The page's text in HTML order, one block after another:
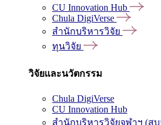
CU Innovation Hub
Chula DigiVerse
สำนักบริหารวิจัย
ทุนวิจัย
วิจัยและนวัตกรรม
Chula DigiVerse
CU Innovation Hub
สำนักบริหารวิจัยจุฬาฯ (สบ